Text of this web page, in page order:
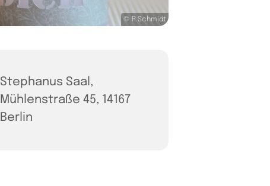
© R.Schmidt
Stephanus Saal,
Mühlenstraße 45, 14167
Berlin